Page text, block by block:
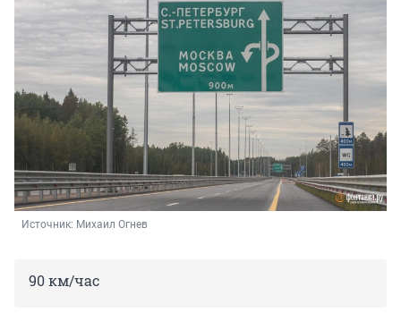
Источник: Михаил Огнев
90 км/час